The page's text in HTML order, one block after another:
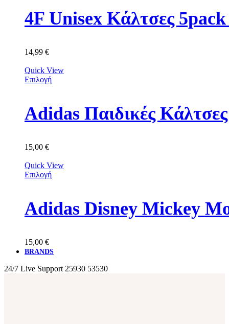
4F Unisex Κάλτσες
14,99 €
Quick View
Επιλογή
Adidas Παιδικές
15,00 €
Quick View
Επιλογή
Adidas Disney Mickey
15,00 €
BRANDS
24/7 Live Support 25930 53530